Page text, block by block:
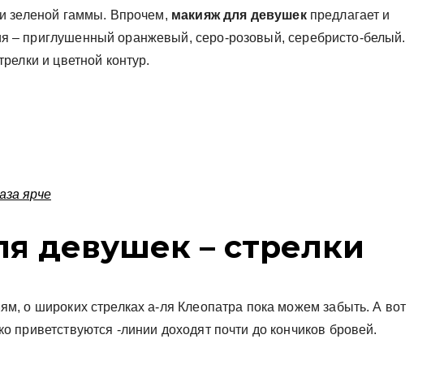
зеленой гаммы. Впрочем, макияж для девушекпредлагает и
– приглушенный оранжевый, серо-розовый, серебристо-белый.
и цветной контур.
ярче
девушек – стрелки
о широких стрелках а-ля Клеопатра пока можем забыть. А вот
приветствуются -линии доходят почти до кончиков бровей.